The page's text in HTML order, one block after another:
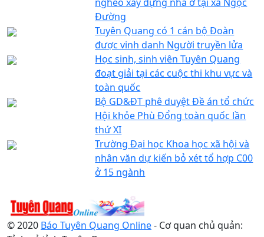
Đường
Tuyên Quang có 1 cán bộ Đoàn
được vinh danh Người truyền lửa
Học sinh, sinh viên Tuyên Quang
đoạt giải tại các cuộc thi khu vực và
toàn quốc
Bộ GD&ĐT phê duyệt Đề án tổ chức
Hội khỏe Phù Đổng toàn quốc lần
thứ XI
Trường Đại học Khoa học xã hội và
nhân văn dự kiến bỏ xét tổ hợp C00
ở 15 ngành
© 2020 Báo Tuyên Quang Online- Cơ quan chủ quản: